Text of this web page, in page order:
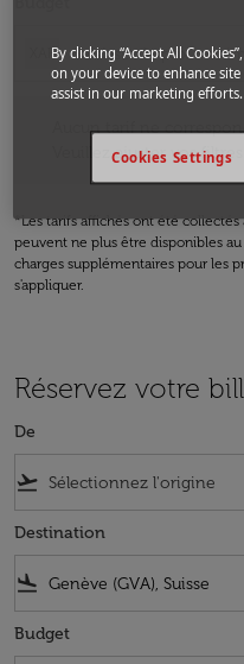
XAF
Aucun tarif ne
Veuillez ajuster vos filtres.
Aucun tarif ne correspond à
*Les tarifs affichés ont été
peuvent ne plus être disponibles
charges supplémentaires pour les
s'appliquer.
Réservez votre
De
flight_takeoff
Destination
flight_land
Budget
By clicking “Accept All
on your device to enhance
assist in our marketing efforts.
Cookies Settings